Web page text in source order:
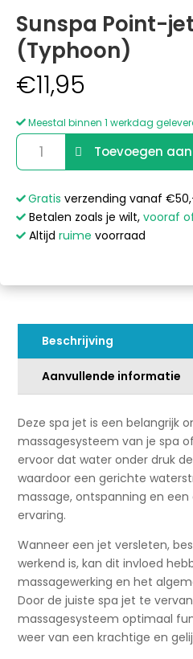
Sunspa Point-jet
(Typhoon)
€11,95
Meestal binnen 1 werkdag
Sunspa
Point-
-
Fox
Spa's
Toevoegen
Gratis verzending vanaf
Betalen zoals je wilt, vooraf
Altijd ruime voorraad
Beschrijving
Aanvullende informatie
Deze spa jet is een belangrijk
massagesysteem van je spa
ervoor dat water onder druk
waardoor een gerichte
massage, ontspanning en
ervaring.
Wanneer een jet versleten,
werkend is, kan dit invloed
massagewerking en het
Door de juiste spa jet te
massagesysteem optimaal
weer van een krachtige en